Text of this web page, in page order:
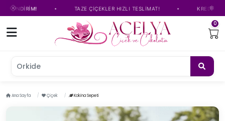
• TAZE ÇİÇEKLER HIZLI TESLİMAT! • KREDİ KARTINA
0
Orkide çiçe
Ana Sayfa Çiçek Kokina Sepeti